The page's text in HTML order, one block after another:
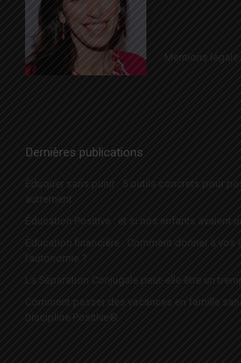
Mentions
Dernières publications
Éduquer sans punir : 5 outils concrets pour
autrement
Éducation Positive : et si nos enfants avaient
Éducation financière : Comment donner à vos
l’autonomie ?
La Séparation Conjugale peut-elle être un
Comment passer des vacances en famille
Discipline Positive®